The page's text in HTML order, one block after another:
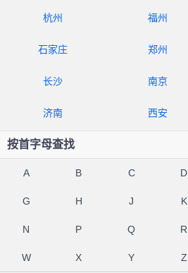
杭州 福州
石家庄 郑州
长沙 南京
济南 西安
按首字母查找
A B C D
G H J K
N P Q R
W X Y Z